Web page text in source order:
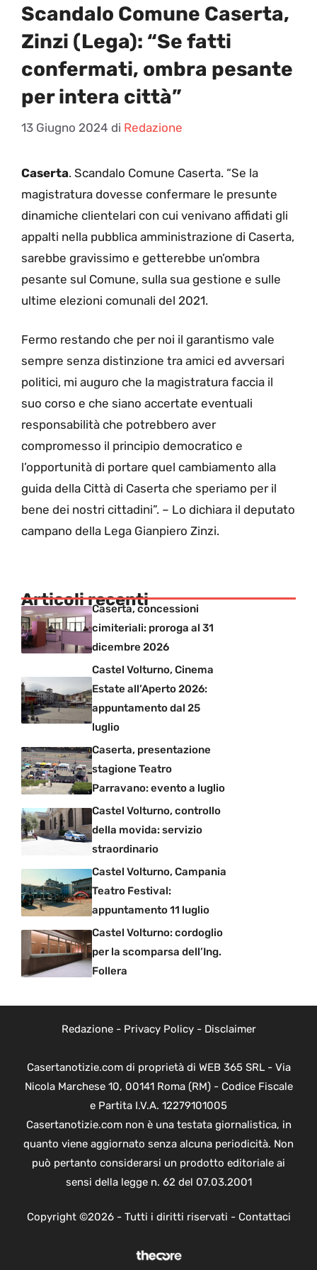
Scandalo Comune Caserta,
Zinzi (Lega): “Se fatti
confermati, ombra pesante
per intera città”
13 Giugno 2024 di Redazione
Caserta. Scandalo Comune Caserta. “Se la
magistratura dovesse confermare le presunte
dinamiche clientelari con cui venivano affidati gli
appalti nella pubblica amministrazione di Caserta,
sarebbe gravissimo e getterebbe un’ombra
pesante sul Comune, sulla sua gestione e sulle
ultime elezioni comunali del 2021.
Fermo restando che per noi il garantismo vale
sempre senza distinzione tra amici ed avversari
politici, mi auguro che la magistratura faccia il
suo corso e che siano accertate eventuali
responsabilità che potrebbero aver
compromesso il principio democratico e
l’opportunità di portare quel cambiamento alla
guida della Città di Caserta che speriamo per il
bene dei nostri cittadini”. – Lo dichiara il deputato
campano della Lega Gianpiero Zinzi.
Articoli recenti
Caserta, concessioni
cimiteriali: proroga al 31
dicembre 2026
Castel Volturno, Cinema
Estate all’Aperto 2026:
appuntamento dal 25
luglio
Caserta, presentazione
stagione Teatro
Parravano: evento a luglio
Castel Volturno, controllo
della movida: servizio
straordinario
Castel Volturno, Campania
Teatro Festival:
appuntamento 11 luglio
Castel Volturno: cordoglio
per la scomparsa dell’Ing.
Follera
Redazione- Privacy Policy- Disclaimer
Casertanotizie.com di proprietà di WEB 365 SRL - Via
Nicola Marchese 10, 00141 Roma (RM) - Codice Fiscale
e Partita I.V.A. 12279101005
Casertanotizie.com non è una testata giornalistica, in
quanto viene aggiornato senza alcuna periodicità. Non
può pertanto considerarsi un prodotto editoriale ai
sensi della legge n. 62 del 07.03.2001
Copyright ©2026 - Tutti i diritti riservati - Contattaci